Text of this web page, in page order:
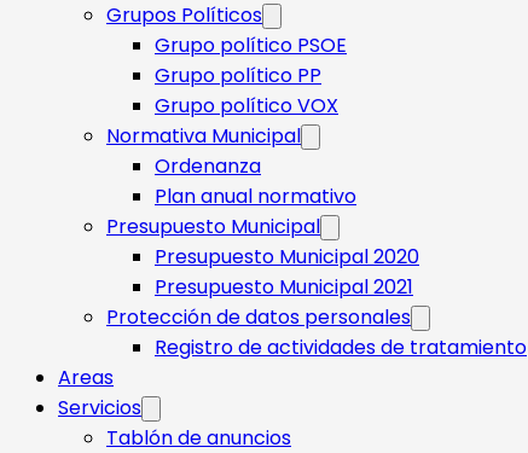
Grupos Políticos
Grupo político PSOE
Grupo político PP
Grupo político VOX
Normativa Municipal
Ordenanza
Plan anual normativo
Presupuesto Municipal
Presupuesto Municipal 2020
Presupuesto Municipal 2021
Protección de datos personales
Registro de actividades de tratamiento
Areas
Servicios
Tablón de anuncios